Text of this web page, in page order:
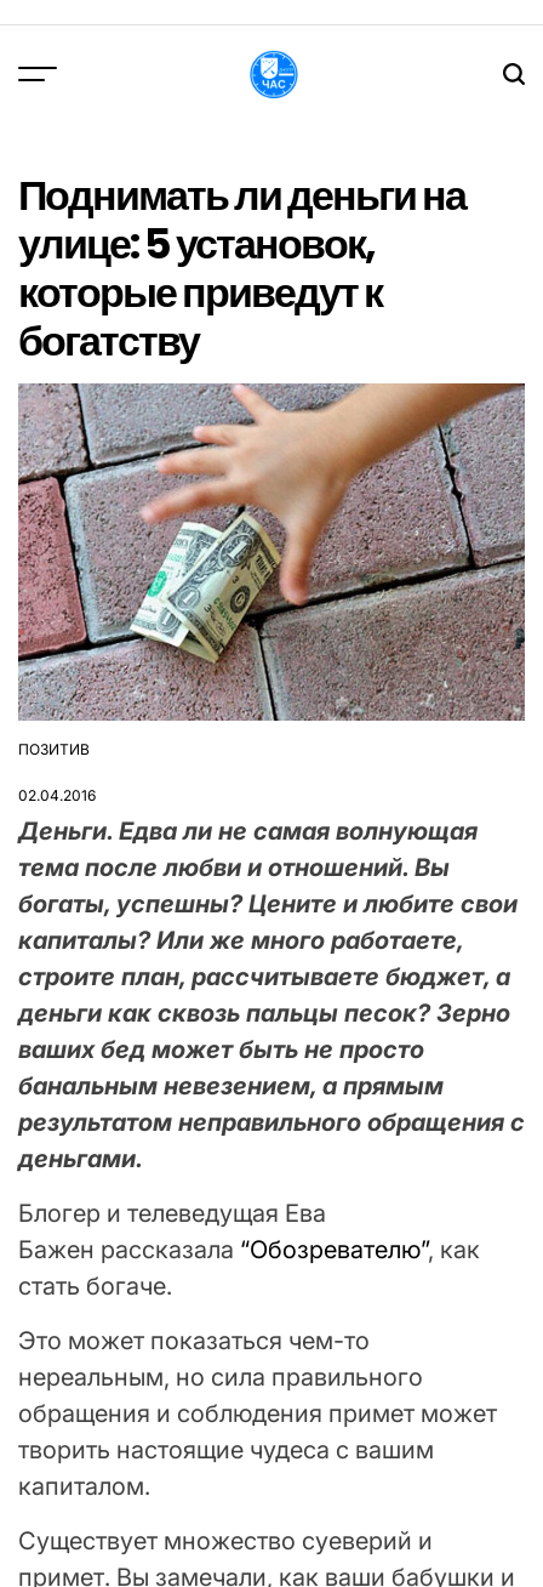
вмісту
Поднимать ли деньги на
улице: 5 установок,
которые приведут к
богатству
ОПУБЛІКУВАТИ
ПОЗИТИВ
02.04.2016
Деньги. Едва ли не самая волнующая
тема после любви и отношений. Вы
богаты, успешны? Цените и любите свои
капиталы? Или же много работаете,
строите план, рассчитываете бюджет, а
деньги как сквозь пальцы песок? Зерно
ваших бед может быть не просто
банальным невезением, а прямым
результатом неправильного обращения с
деньгами.
Блогер и телеведущая Ева
Бажен рассказала “Обозревателю”, как
стать богаче.
Это может показаться чем-то
нереальным, но сила правильного
обращения и соблюдения примет может
творить настоящие чудеса с вашим
капиталом.
Существует множество суеверий и
примет. Вы замечали, как ваши бабушки и